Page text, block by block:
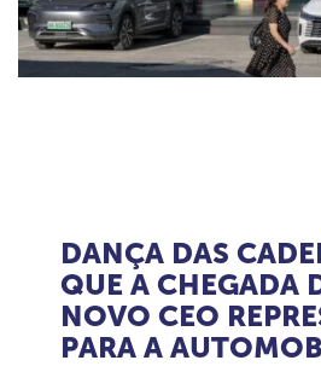
DANÇA DAS
QUE A CHEGADA
NOVO CEO
PARA A AUTOMOB